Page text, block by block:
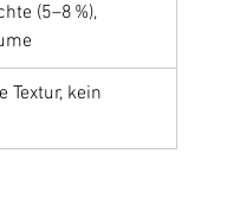
(5–8 %),
Textur, kein